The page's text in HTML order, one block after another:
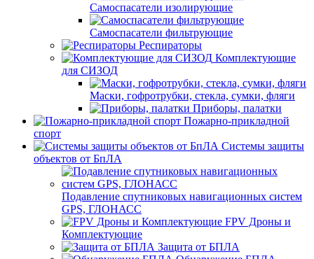
Самоспасатели изолирующие
Самоспасатели фильтрующие
Респираторы
Комплектующие
для СИЗОД
Маски, гофротрубки, стекла, сумки, фляги
Приборы, палатки
Пожарно-прикладной
спорт
Системы защиты
объектов от БпЛА
Подавление спутниковых навигационных систем
GPS, ГЛОНАСС
FPV Дроны и
Комплектующие
Защита от БПЛА